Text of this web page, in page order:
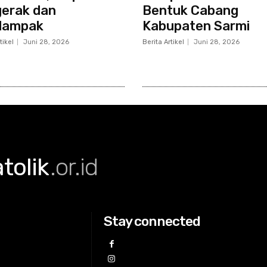
dan
Juni 28, 2026
Bentuk Cabang
Kabupaten Sarmi
Berita Artikel Juni 28, 2026
.or.id
Stay connected